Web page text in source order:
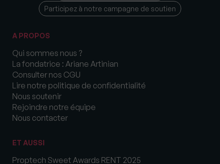
Participez à notre campagne de soutien
A PROPOS
Qui sommes nous ?
La fondatrice : Ariane Artinian
Consulter nos CGU
Lire notre politique de confidentialité
Nous soutenir
Rejoindre notre équipe
Nous contacter
ET AUSSI
Proptech Sweet Awards RENT 2025